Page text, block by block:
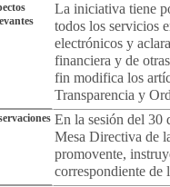
La iniciativa tiene
todos los servicios
electrónicos y
financiera y de
fin modifica los
Transparencia y
En la sesión del 30
Mesa Directiva de
promovente,
correspondiente de